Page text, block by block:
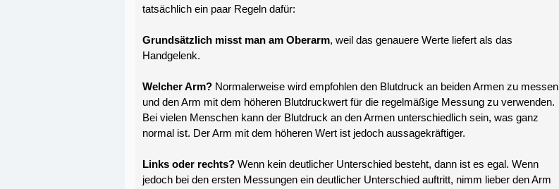
tatsächlich ein paar Regeln dafür:
Grundsätzlich misst man am Oberarm, weil das genauere Werte liefert als das
Handgelenk.
Welcher Arm? Normalerweise wird empfohlen den Blutdruck an beiden Armen zu messen
und den Arm mit dem höheren Blutdruckwert für die regelmäßige Messung zu verwenden.
Bei vielen Menschen kann der Blutdruck an den Armen unterschiedlich sein, was ganz
normal ist. Der Arm mit dem höheren Wert ist jedoch aussagekräftiger.
Links oder rechts? Wenn kein deutlicher Unterschied besteht, dann ist es egal. Wenn
jedoch bei den ersten Messungen ein deutlicher Unterschied auftritt, nimm lieber den Arm